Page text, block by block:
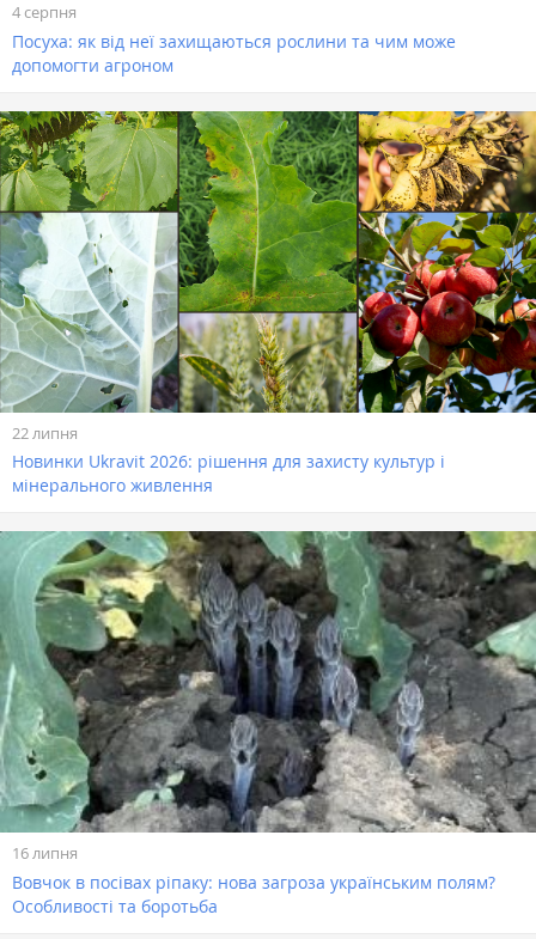
4 серпня
Посуха: як від неї захищаються рослини та чим може
допомогти агроном
22 липня
Новинки Ukravit 2026: рішення для захисту культур і
мінерального живлення
16 липня
Вовчок в посівах ріпаку: нова загроза українським полям?
Особливості та боротьба